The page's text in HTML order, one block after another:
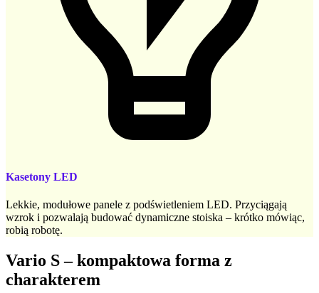
Kasetony LED
Lekkie, modułowe panele z podświetleniem LED. Przyciągają
wzrok i pozwalają budować dynamiczne stoiska – krótko mówiąc,
robią robotę.
Vario S – kompaktowa forma z
charakterem